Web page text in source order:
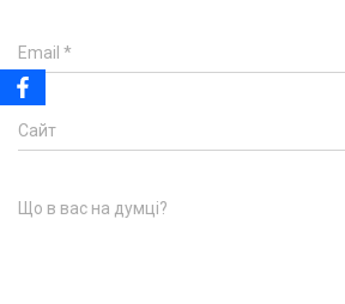
Email *
Сайт
Що в вас на думці?